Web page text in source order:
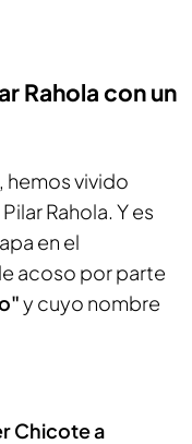
Rahola con un
hemos vivido
Rahola. Y es
en el
acoso por parte
y cuyo nombre
Chicote a